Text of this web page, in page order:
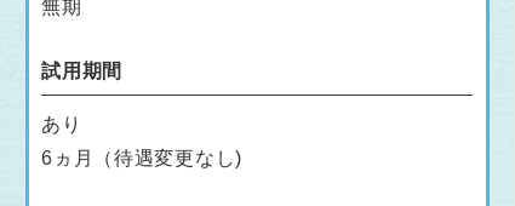
無期
試用期間
あり
6ヵ月（待遇変更なし)